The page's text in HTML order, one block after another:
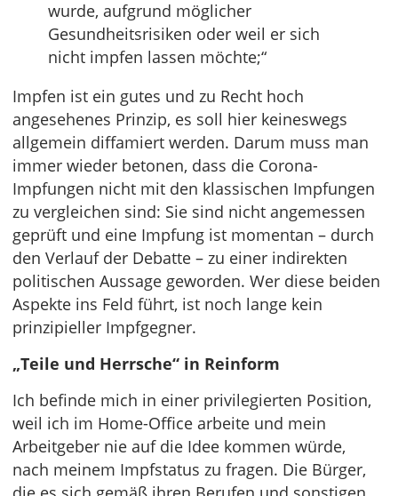
wurde, aufgrund möglicher
Gesundheitsrisiken oder weil er sich
nicht impfen lassen möchte;“
Impfen ist ein gutes und zu Recht hoch
angesehenes Prinzip, es soll hier keineswegs
allgemein diffamiert werden. Darum muss man
immer wieder betonen, dass die Corona-
Impfungen nicht mit den klassischen Impfungen
zu vergleichen sind: Sie sind nicht angemessen
geprüft und eine Impfung ist momentan – durch
den Verlauf der Debatte – zu einer indirekten
politischen Aussage geworden. Wer diese beiden
Aspekte ins Feld führt, ist noch lange kein
prinzipieller Impfgegner.
„Teile und Herrsche“ in Reinform
Ich befinde mich in einer privilegierten Position,
weil ich im Home-Office arbeite und mein
Arbeitgeber nie auf die Idee kommen würde,
nach meinem Impfstatus zu fragen. Die Bürger,